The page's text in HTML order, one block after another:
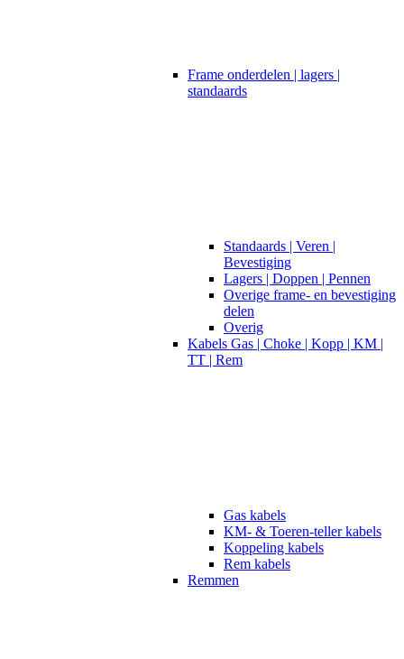
Frame onderdelen | lagers |
standaards
Standaards | Veren |
Bevestiging
Lagers | Doppen | Pennen
Overige frame- en bevestiging
delen
Overig
Kabels Gas | Choke | Kopp | KM |
TT | Rem
Gas kabels
KM- & Toeren-teller kabels
Koppeling kabels
Rem kabels
Remmen